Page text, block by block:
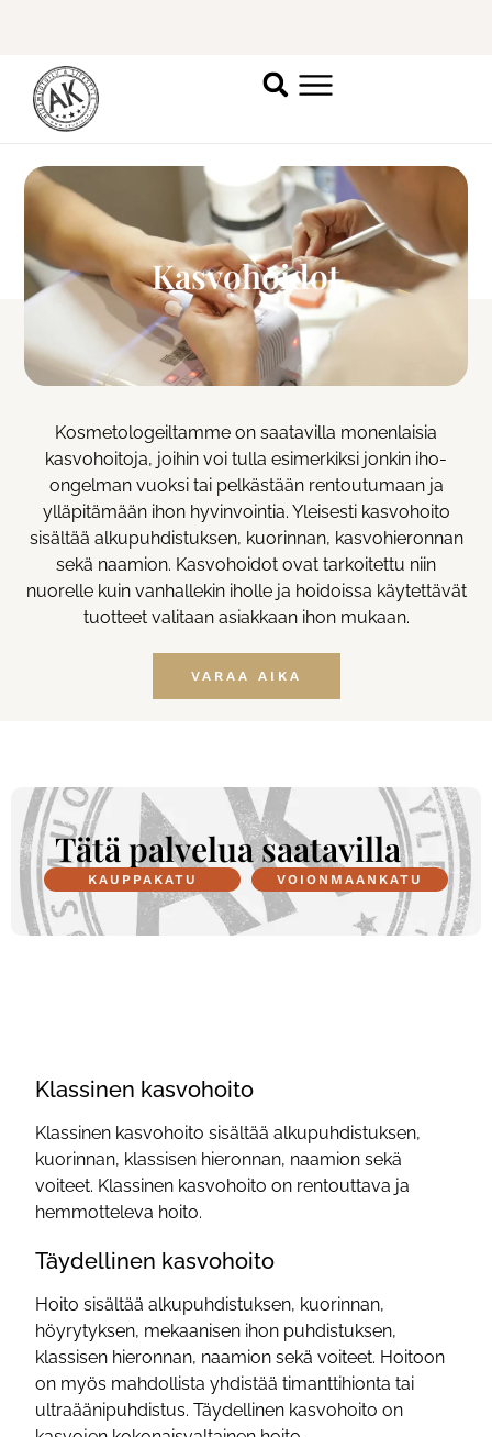
Katso vapaat ajat
Kasvohoidot
Kosmetologeiltamme on saatavilla monenlaisia
kasvohoitoja, joihin voi tulla esimerkiksi jonkin iho-
ongelman vuoksi tai pelkästään rentoutumaan ja
ylläpitämään ihon hyvinvointia. Yleisesti kasvohoito
sisältää alkupuhdistuksen, kuorinnan, kasvohieronnan
sekä naamion. Kasvohoidot ovat tarkoitettu niin
nuorelle kuin vanhallekin iholle ja hoidoissa käytettävät
tuotteet valitaan asiakkaan ihon mukaan.
VARAA AIKA
Tätä palvelua saatavilla
KAUPPAKATU VOIONMAANKATU
Klassinen kasvohoito
Klassinen kasvohoito sisältää alkupuhdistuksen,
kuorinnan, klassisen hieronnan, naamion sekä
voiteet. Klassinen kasvohoito on rentouttava ja
hemmotteleva hoito.
Täydellinen kasvohoito
Hoito sisältää alkupuhdistuksen, kuorinnan,
höyrytyksen, mekaanisen ihon puhdistuksen,
klassisen hieronnan, naamion sekä voiteet. Hoitoon
on myös mahdollista yhdistää timanttihionta tai
ultraäänipuhdistus. Täydellinen kasvohoito on